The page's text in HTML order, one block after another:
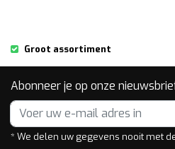
Groot assortiment
Abonneer je op onze
* We delen uw gegevens nooit met